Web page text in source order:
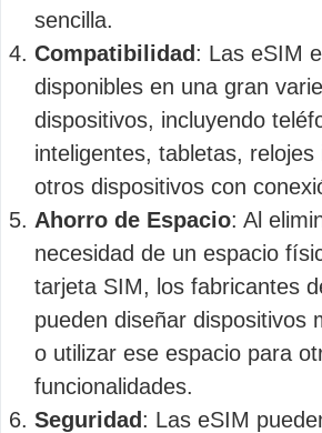
sencilla.
Compatibilidad : Las eSIM
disponibles en una gran
dispositivos, incluyendo
inteligentes, tabletas, relojes
otros dispositivos con
Ahorro de Espacio: Al
necesidad de un espacio
tarjeta SIM, los fabricantes
pueden diseñar dispositivos
o utilizar ese espacio para
funcionalidades.
Seguridad : Las eSIM